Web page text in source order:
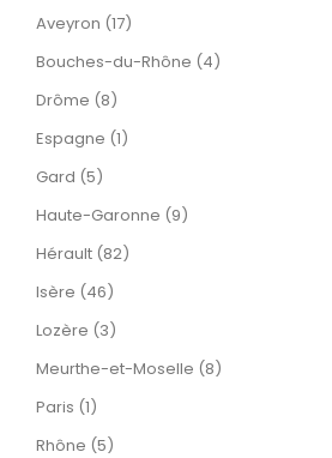
Aveyron (17)
Bouches-du-Rhône (4)
Drôme (8)
Espagne (1)
Gard (5)
Haute-Garonne (9)
Hérault (82)
Isère (46)
Lozère (3)
Meurthe-et-Moselle (8)
Paris (1)
Rhône (5)